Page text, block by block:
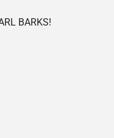
BARKS!